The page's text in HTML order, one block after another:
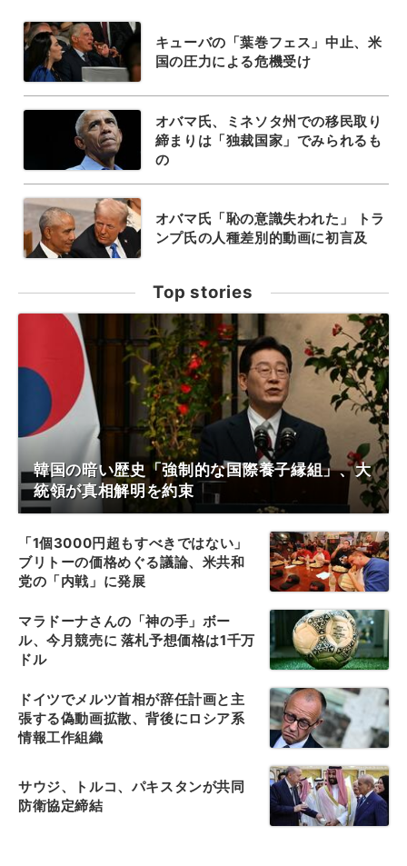
キューバの「葉巻フェス」中止、米
国の圧力による危機受け
オバマ氏、ミネソタ州での移民取り
締まりは「独裁国家」でみられるも
の
オバマ氏「恥の意識失われた」 トラ
ンプ氏の人種差別的動画に初言及
Top stories
韓国の暗い歴史「強制的な国際養子縁組」、大
統領が真相解明を約束
「1個3000円超もすべきではない」
ブリトーの価格めぐる議論、米共和
党の「内戦」に発展
マラドーナさんの「神の手」ボー
ル、今月競売に 落札予想価格は1千万
ドル
ドイツでメルツ首相が辞任計画と主
張する偽動画拡散、背後にロシア系
情報工作組織
サウジ、トルコ、パキスタンが共同
防衛協定締結